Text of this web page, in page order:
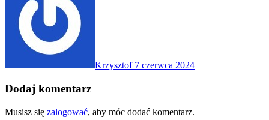
Krzysztof 7 czerwca 2024
Dodaj komentarz
Musisz się zalogować, aby móc dodać komentarz.